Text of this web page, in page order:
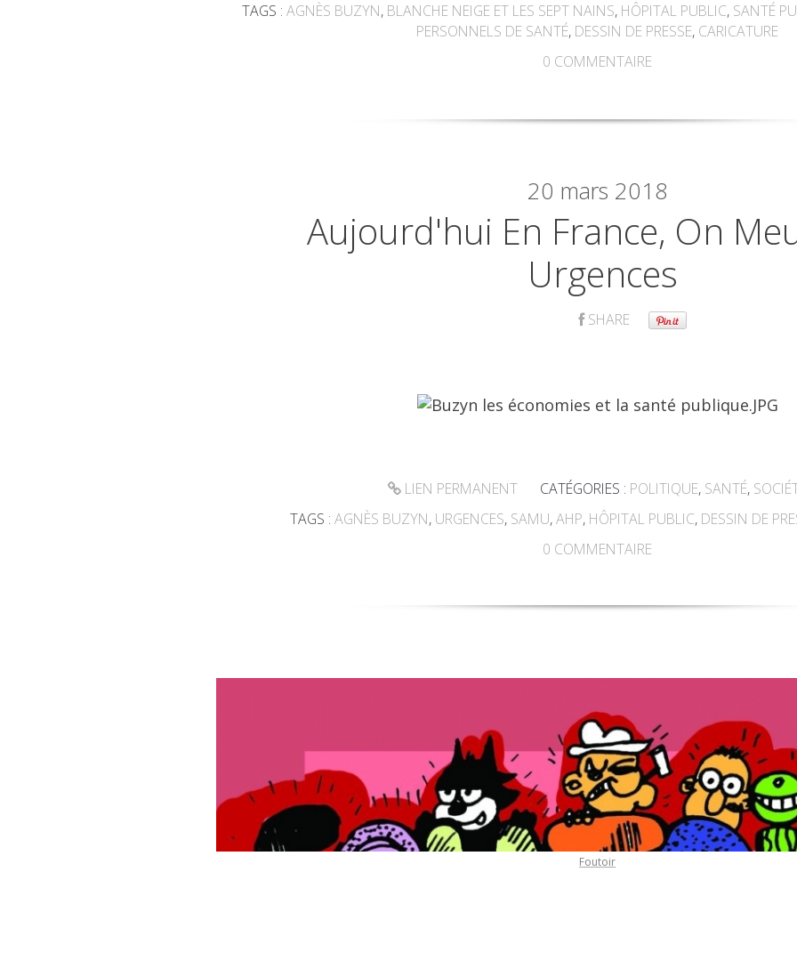
TAGS : AGNÈS BUZYN, BLANCHE NEIGE ET LES SEPT NAINS, HÔPITAL PUBLIC, SANTÉ
PERSONNELS DE SANTÉ, DESSIN DE PRESSE, CARICATURE
0 COMMENTAIRE
20 mars 2018
Aujourd'hui En France, On
Urgences
SHARE
LIEN PERMANENT CATÉGORIES : POLITIQUE, SANTÉ,
TAGS :AGNÈS BUZYN, URGENCES, SAMU,AHP, HÔPITAL PUBLIC, DESSIN DE
0 COMMENTAIRE
Foutoir